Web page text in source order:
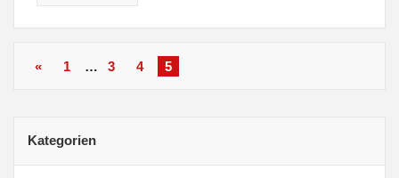
« 1 … 3 4 5
Kategorien